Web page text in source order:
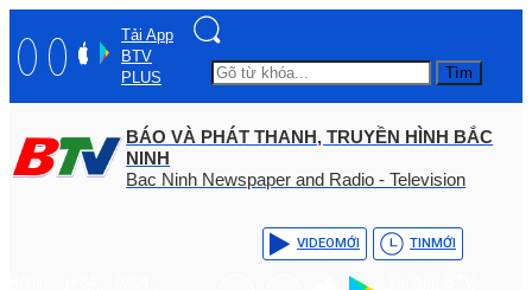
Tải App
BTV
PLUS
Tìm
BÁO VÀ PHÁT THANH, TRUYỀN HÌNH BẮC
NINH
Bac Ninh Newspaper and Radio - Television
VIDEOMỚI TINMỚI